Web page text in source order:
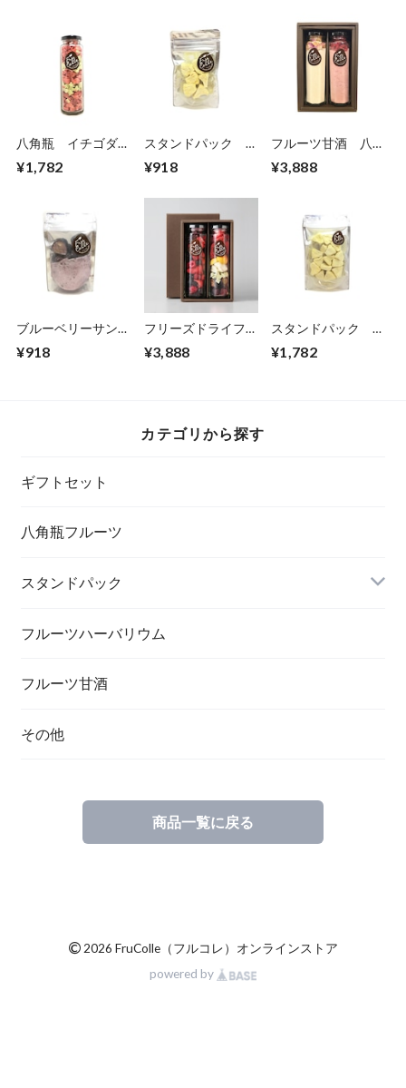
八角瓶 イチゴダイ
¥1,782
スタンドパック ミ
¥918
フルーツ甘酒 八角
¥3,888
ブルーベリーサング
¥918
フリーズドライフル
ット
¥3,888
スタンドパック
¥1,782
カテゴリから探す
ギフトセット
八角瓶フルーツ
スタンドパック
フルーツハーバリウム
フルーツ甘酒
その他
商品一覧に戻る
© 2026 FruColle（フルコレ）オンラインストア
powered by